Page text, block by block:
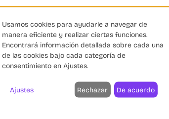
Pagos eCommerce PayPal
SEM
Gestión Logística
Usamos cookies para ayudarle a navegar de
manera eficiente y realizar ciertas funciones.
Encontrará información detallada sobre cada una
de las cookies bajo cada categoría de
consentimiento en Ajustes.
Ajustes Rechazar De acuerdo